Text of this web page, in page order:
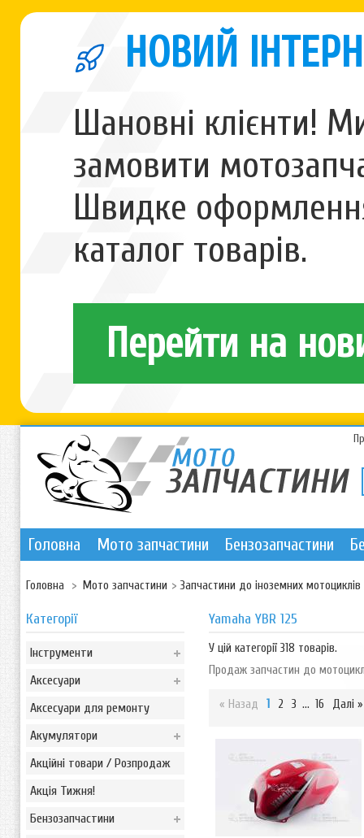
НОВИЙ
Шановні клієнти!
замовити
Швидке
каталог товарів.
Перейти на
Головна Мото запчастини Бензозапчастини
Головна > Мото запчастини > Запчастини до іноземних мотоциклів
Категорії
Інструменти
Аксесуари
Аксесуари для ремонту
Акумулятори
Акційні товари / Розпродаж
Акція Тижня!
Бензозапчастини
Yamaha YBR 125
У цій категорії 318 товарів.
Продаж запчастин до
« Назад 1 2 3 ... 16 Далі »